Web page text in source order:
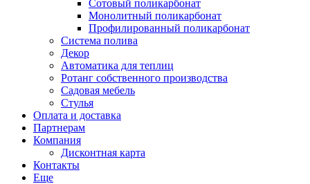
Сотовый поликарбонат
Монолитный поликарбонат
Профилированный поликарбонат
Система полива
Декор
Автоматика для теплиц
Ротанг собственного производства
Садовая мебель
Стулья
Оплата и доставка
Партнерам
Компания
Дисконтная карта
Контакты
Еще